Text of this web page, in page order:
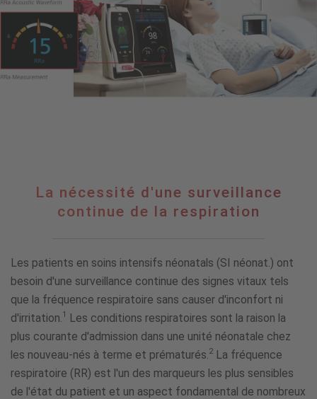
de
la
respiration
La nécessité d'une surveillance
continue de la respiration
Les patients en soins intensifs néonatals (SI néonat.) ont
besoin d'une surveillance continue des signes vitaux tels
que la fréquence respiratoire sans causer d'inconfort ni
d'irritation.1
Les conditions respiratoires sont la raison la
plus courante d'admission dans une unité néonatale chez
les nouveau-nés à terme et prématurés.2 La fréquence
respiratoire (RR) est l'un des marqueurs les plus sensibles
de l'état du patient et un aspect fondamental de nombreux